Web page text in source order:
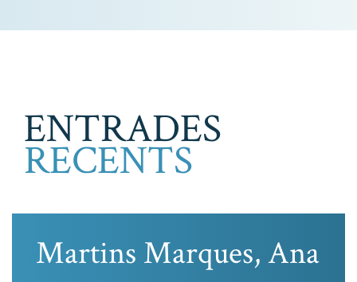
ENTRADES
RECENTS
Martins Marques, Ana